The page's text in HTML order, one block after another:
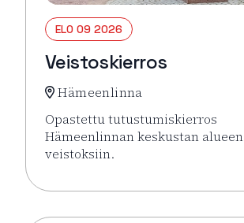
ELO 09 2026
Veistoskierros
Hämeenlinna
Opastettu tutustumiskierros
Hämeenlinnan keskustan alueen
veistoksiin.